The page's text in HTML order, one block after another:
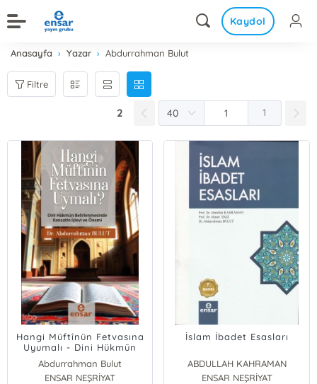
Kaydol
Anasayfa Yazar Abdurrahman Bulut
Filtre
2 1
Hangi Müftînün Fetvasına
Uyumalı - Dini Hükmün
Belirlenmesinde Kanaatin
İşlev ve Önemi
Abdurrahman Bulut
ENSAR NEŞRİYAT
İslam İbadet Esasları
ABDULLAH KAHRAMAN
Ahmet Ekşi
ENSAR NEŞRİYAT